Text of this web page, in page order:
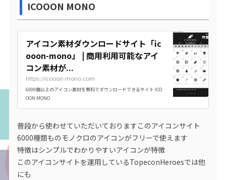
ICOOON MONO
アイコン素材ダウンロードサイト「ic
ooon-mono」 | 商用利用可能なアイ
コン素材が...
https://icooon-mono.com
6000個以上のアイコン素材を無料でダウンロードできるサイト ICO
OON MONO
普段から使わせていただいておりますこのアイコンサイト
6000種類ものモノクロのアイコンがフリーで使えます
特徴はシンプルでわかりやすいアイコンが特徴
このアイコンサイトを運用しているTopeconHeroesでは他
にも